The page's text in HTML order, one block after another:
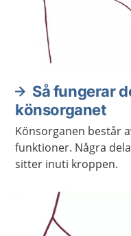
Så fungerar
könsorganet
Könsorganen består
funktioner. Några
sitter inuti kroppen.